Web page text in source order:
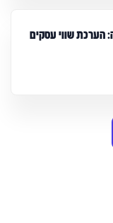
הערכת שווי עסקים